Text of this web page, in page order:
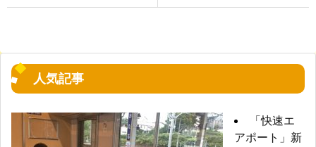
人気記事
「快速エ
アポート」新